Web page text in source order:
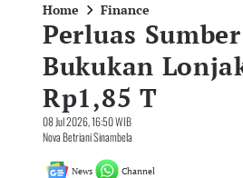
Home Finance
Perluas
Bukukan
Rp1,85 T
08 Jul 2026, 16:50 WIB
Nova Betriani Sinambela
News Channel